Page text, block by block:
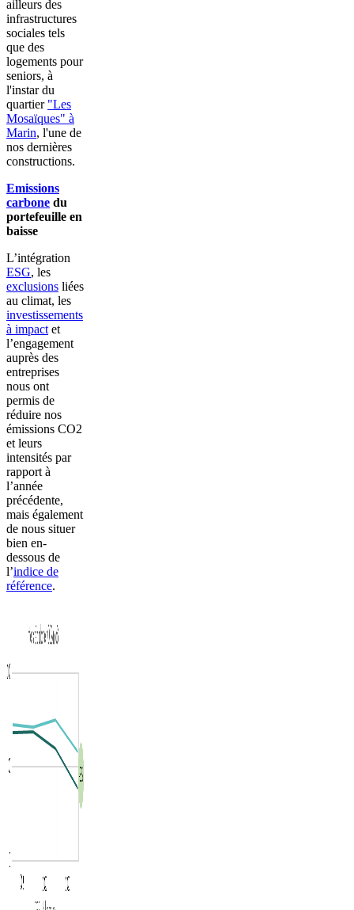
ailleurs des
infrastructures
sociales tels
que des
logements pour
seniors, à
l'instar du
quartier "Les
Mosaïques" à
Marin, l'une de
nos dernières
constructions.
Emissions
carbone du
portefeuille en
baisse
L’intégration
ESG, les
exclusions liées
au climat, les
investissements
à impact et
l’engagement
auprès des
entreprises
nous ont
permis de
réduire nos
émissions CO2
et leurs
intensités par
rapport à
l’année
précédente,
mais également
de nous situer
bien en-
dessous de
l’indice de
référence.